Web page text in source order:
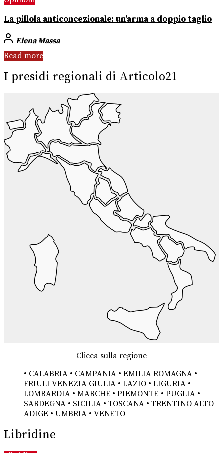
La pillola anticoncezionale: un’arma a doppio taglio
Elena Massa
Read more
I presidi regionali di Articolo21
Clicca sulla regione
• CALABRIA • CAMPANIA • EMILIA ROMAGNA •
FRIULI VENEZIA GIULIA • LAZIO • LIGURIA •
LOMBARDIA • MARCHE • PIEMONTE • PUGLIA •
SARDEGNA • SICILIA • TOSCANA • TRENTINO ALTO
ADIGE • UMBRIA • VENETO
Libridine